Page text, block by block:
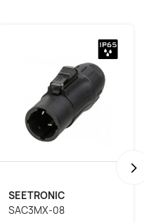
SEETRONIC
SAC3MX-08
›